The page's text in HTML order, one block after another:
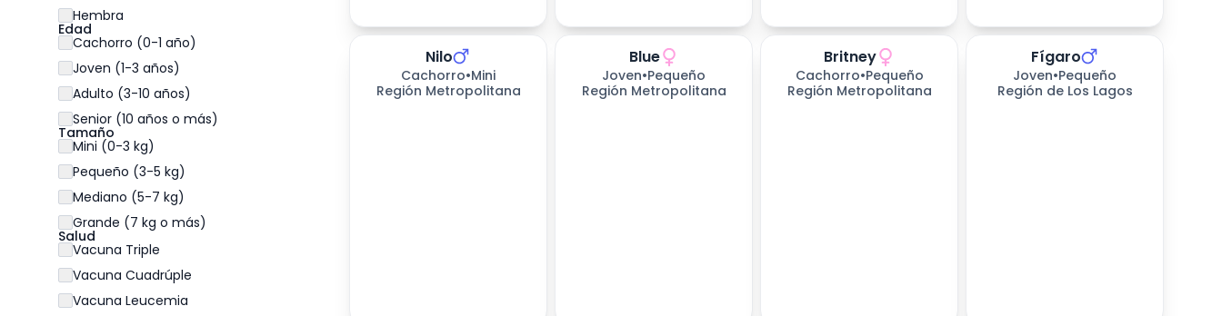
Hembra
Edad
Cachorro (0-1 año)
Joven (1-3 años)
Adulto (3-10 años)
Senior (10 años o más)
Tamaño
Mini (0-3 kg)
Pequeño (3-5 kg)
Mediano (5-7 kg)
Grande (7 kg o más)
Salud
Vacuna Triple
Vacuna Cuadrúple
Vacuna Leucemia
Nilo
Cachorro•Mini
Región Metropolitana
Blue
Joven•Pequeño
Región Metropolitana
Britney
Cachorro•Pequeño
Región Metropolitana
Fígaro
Joven•Pequeño
Región de Los Lagos